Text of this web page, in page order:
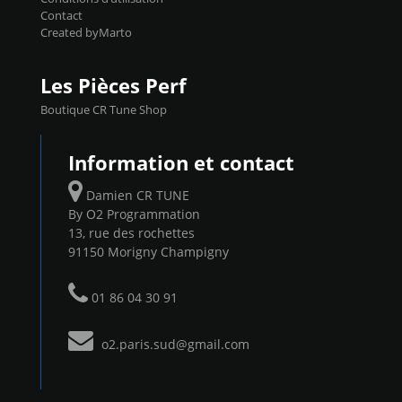
Contact
Created byMarto
Les Pièces Perf
Boutique CR Tune Shop
Information et contact
Damien CR TUNE
By O2 Programmation
13, rue des rochettes
91150 Morigny Champigny
01 86 04 30 91
o2.paris.sud@gmail.com